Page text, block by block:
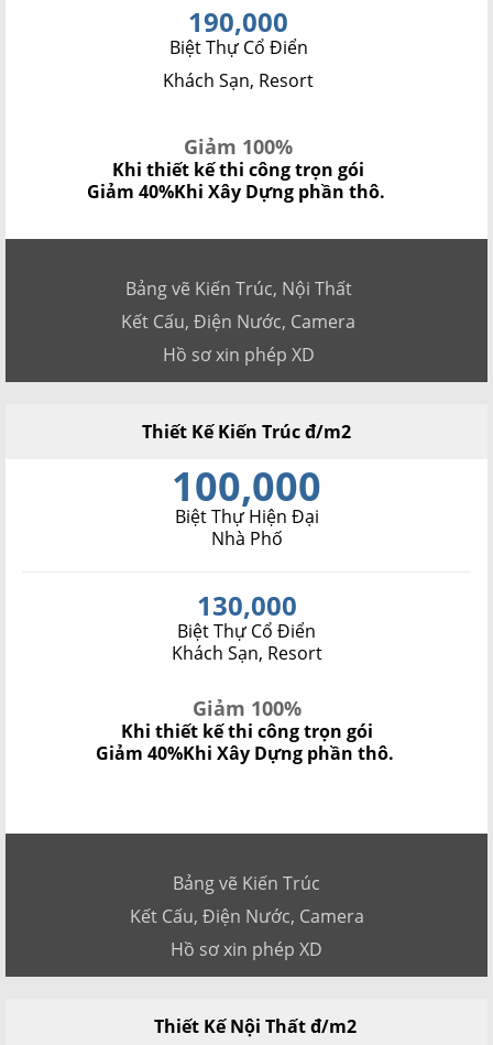
190,000
Biệt Thự Cổ Điển
Khách Sạn, Resort
Giảm 100%
Khi thiết kế thi công trọn gói
Giảm 40%Khi Xây Dựng phần thô.
Bảng vẽ Kiến Trúc, Nội Thất
Kết Cấu, Điện Nước, Camera
Hồ sơ xin phép XD
Thiết Kế Kiến Trúc đ/m2
100,000
Biệt Thự Hiện Đại
Nhà Phố
130,000
Biệt Thự Cổ Điển
Khách Sạn, Resort
Giảm 100%
Khi thiết kế thi công trọn gói
Giảm 40%Khi Xây Dựng phần thô.
Bảng vẽ Kiến Trúc
Kết Cấu, Điện Nước, Camera
Hồ sơ xin phép XD
Thiết Kế Nội Thất đ/m2